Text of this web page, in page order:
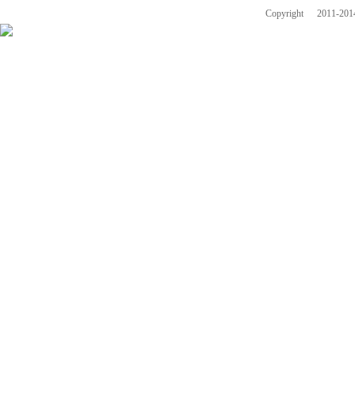
Copyright 2011-